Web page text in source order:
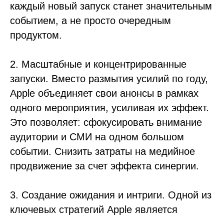
каждый новый запуск станет значительным
событием, а не просто очередным
продуктом.
2. Масштабные и концентрированные
запуски. Вместо размытия усилий по году,
Apple объединяет свои анонсы в рамках
одного мероприятия, усиливая их эффект.
Это позволяет: сфокусировать внимание
аудитории и СМИ на одном большом
событии. Снизить затраты на медийное
продвижение за счет эффекта синергии.
3. Создание ожидания и интриги. Одной из
ключевых стратегий Apple является